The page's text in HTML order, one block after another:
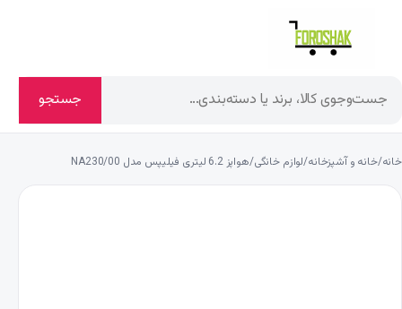
جستجو
خانه/خانه و آشپزخانه/لوازم خانگی/هواپز 6.2 لیتری فیلیپس مدل NA230/00